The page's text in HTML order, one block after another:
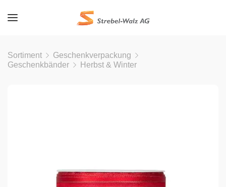
Sortiment
Geschenkverpackung
Geschenkbänder
Herbst & Winter